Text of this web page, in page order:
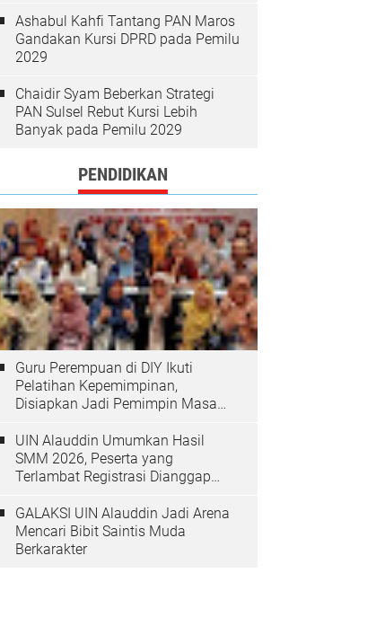
Ashabul Kahfi Tantang PAN Maros
Gandakan Kursi DPRD pada Pemilu
2029
Chaidir Syam Beberkan Strategi
PAN Sulsel Rebut Kursi Lebih
Banyak pada Pemilu 2029
PENDIDIKAN
Guru Perempuan di DIY Ikuti
Pelatihan Kepemimpinan,
Disiapkan Jadi Pemimpin Masa
UIN Alauddin Umumkan Hasil
SMM 2026, Peserta yang
Terlambat Registrasi Dianggap
GALAKSI UIN Alauddin Jadi Arena
Mencari Bibit Saintis Muda
Berkarakter